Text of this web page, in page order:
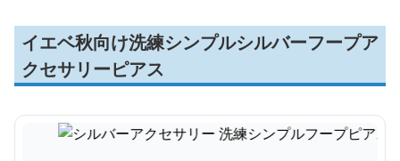
イエベ秋向け洗練シンプルシルバーフープア
クセサリーピアス